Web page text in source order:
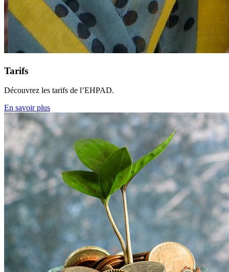
Tarifs
Découvrez les tarifs de l’EHPAD.
En savoir plus